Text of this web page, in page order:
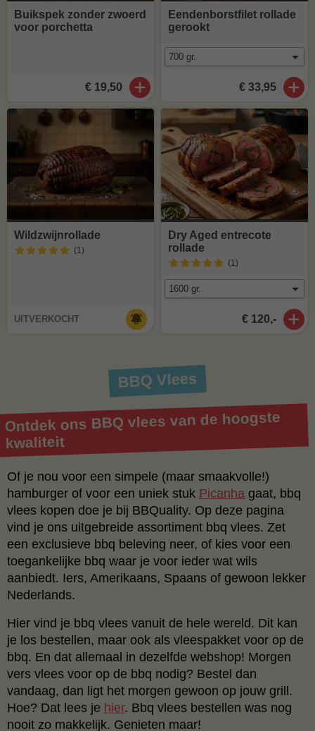
Buikspek zonder zwoerd
voor porchetta
€ 19,50
Eendenborstfilet rollade
gerookt
€ 33,95
Wildzwijnrollade
(1)
UITVERKOCHT
Dry Aged entrecote
rollade
(1)
€ 120,-
BBQ Vlees
Ontdek ons BBQ vlees van de hoogste
kwaliteit
Of je nou voor een simpele (maar smaakvolle!)
hamburger of voor een uniek stuk Picanha gaat, bbq
vlees kopen doe je bij BBQuality. Op deze pagina
vind je ons uitgebreide assortiment bbq vlees. Zet
een exclusieve bbq beleving neer, of kies voor een
toegankelijke bbq waar je voor ieder wat wils
aanbiedt. Iers, Amerikaans, Spaans of gewoon lekker
Nederlands.
Hier vind je bbq vlees vanuit de hele wereld. Dit kan
je los bestellen, maar ook als vleespakket voor op de
bbq. En dat allemaal in dezelfde webshop! Morgen
vers vlees voor op de bbq nodig? Bestel dan
vandaag, dan ligt het morgen gewoon op jouw grill.
Hoe? Dat lees je hier. Bbq vlees bestellen was nog
nooit zo makkelijk. Genieten maar!